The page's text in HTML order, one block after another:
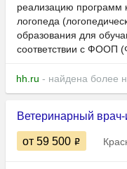
реализацию программ
логопеда
образования для
соответствии с
hh.ru - найдена более
Ветеринарный
от 59 500